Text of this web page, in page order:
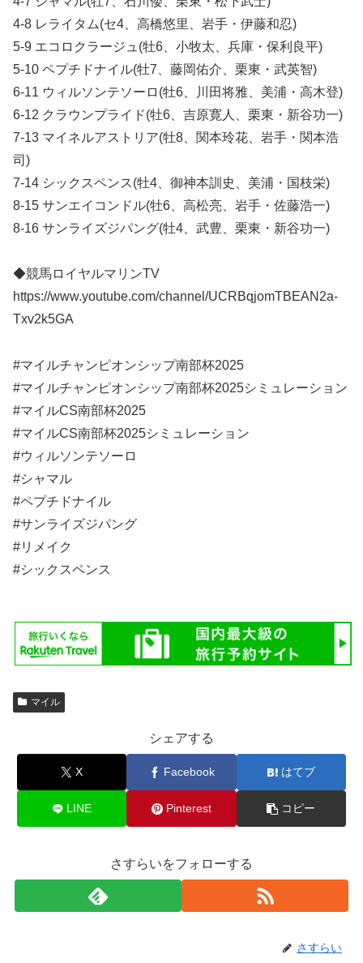
4-8 レライタム(セ4、高橋悠里、岩手・伊藤和忍)
5-9 エコロクラージュ(牡6、小牧太、兵庫・保利良平)
5-10 ペプチドナイル(牡7、藤岡佑介、栗東・武英智)
6-11 ウィルソンテソーロ(牡6、川田将雅、美浦・高木登)
6-12 クラウンプライド(牡6、吉原寛人、栗東・新谷功一)
7-13 マイネルアストリア(牡8、関本玲花、岩手・関本浩
司)
7-14 シックスペンス(牡4、御神本訓史、美浦・国枝栄)
8-15 サンエイコンドル(牡6、高松亮、岩手・佐藤浩一)
8-16 サンライズジパング(牡4、武豊、栗東・新谷功一)
◆競馬ロイヤルマリンTV
https://www.youtube.com/channel/UCRBqjomTBEAN2a-
Txv2k5GA
#マイルチャンピオンシップ南部杯2025
#マイルチャンピオンシップ南部杯2025シミュレーション
#マイルCS南部杯2025
#マイルCS南部杯2025シミュレーション
#ウィルソンテソーロ
#シャマル
#ペプチドナイル
#サンライズジパング
#リメイク
#シックスペンス
マイル
シェアする
X Facebook はてブ
LINE Pinterest コピー
さすらいをフォローする
さすらい